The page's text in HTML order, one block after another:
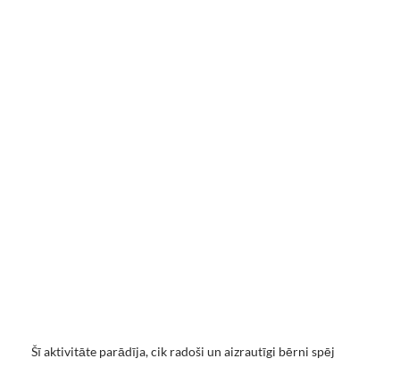
Šī aktivitāte parādīja, cik radoši un aizrautīgi bērni spēj